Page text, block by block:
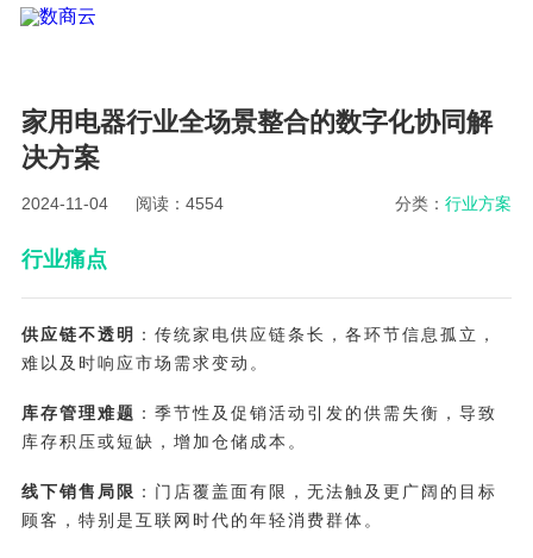
家用电器行业全场景整合的数字化协同解
决方案
2024-11-04 阅读：4554 分类：行业方案
行业痛点
供应链不透明
：传统家电供应链条长，各环节信息孤立，
难以及时响应市场需求变动。
库存管理难题 ：季节性及促销活动引发的供需失衡，导致
库存积压或短缺，增加仓储成本。
线下销售局限 ：门店覆盖面有限，无法触及更广阔的目标
顾客，特别是互联网时代的年轻消费群体。